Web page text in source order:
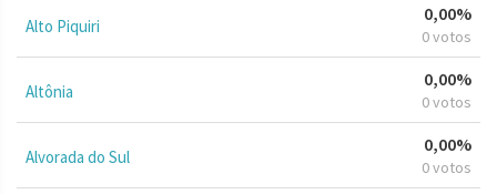
Alto Piquiri
0,00%
0 votos
Altônia
0,00%
0 votos
Alvorada do Sul
0,00%
0 votos